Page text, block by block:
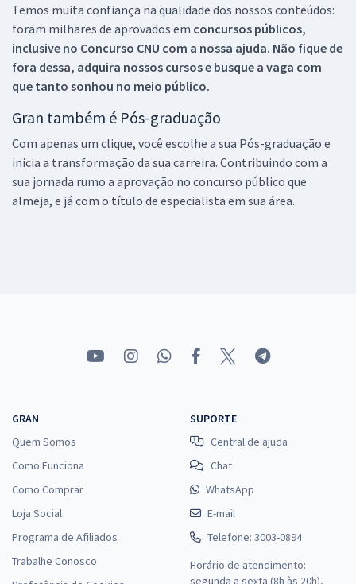
Temos muita confiança na qualidade dos nossos conteúdos:
foram milhares de aprovados em concursos públicos,
inclusive no Concurso CNU com a nossa ajuda. Não fique de
fora dessa, adquira nossos cursos e busque a vaga com
que tanto sonhou no meio público.
Gran também é Pós-graduação
Com apenas um clique, você escolhe a sua Pós-graduação e
inicia a transformação da sua carreira. Contribuindo com a
sua jornada rumo a aprovação no concurso público que
almeja, e já com o título de especialista em sua área.
GRAN
Quem Somos
Como Funciona
Como Comprar
Loja Social
Programa de Afiliados
Trabalhe Conosco
SUPORTE
Central de ajuda
Chat
WhatsApp
E-mail
Telefone: 3003-0894
Horário de atendimento:
segunda a sexta (8h às 20h),